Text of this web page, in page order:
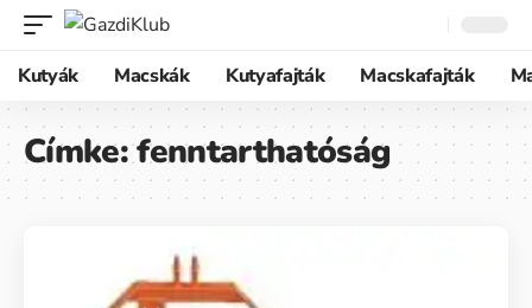
Kutyák Macskák Kutyafajták Macskafajták
Címke:fenntarthatóság